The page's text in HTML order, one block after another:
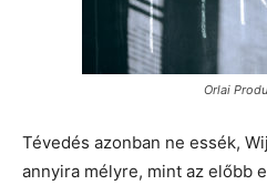
Orlai
Tévedés azonban ne essék,
annyira mélyre, mint az előbb